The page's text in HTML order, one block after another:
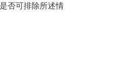
否可排除所述情